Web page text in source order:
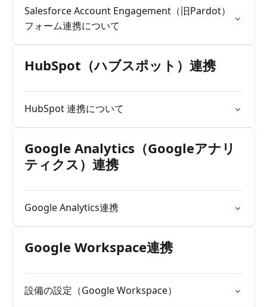
Salesforce Account Engagement（旧Pardot）
フォーム連携について
HubSpot（ハブスポット）連携
HubSpot 連携について
Google Analytics（Googleアナリ
ティクス）連携
Google Analytics連携
Google Workspace連携
設備の設定（Google Workspace）